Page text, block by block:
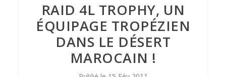
RAID 4L TROPHY, UN
ÉQUIPAGE TROPÉZIEN
DANS LE DÉSERT
MAROCAIN !